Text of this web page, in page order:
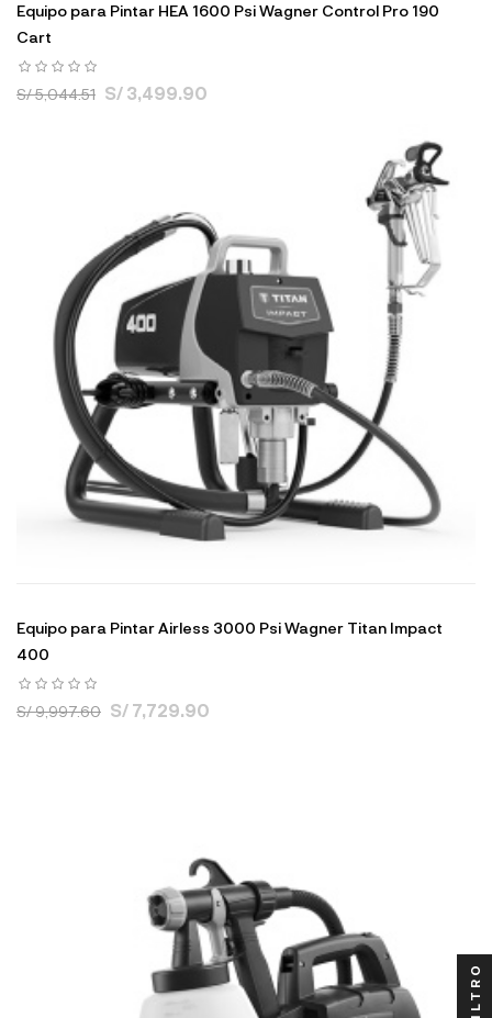
Equipo para Pintar HEA 1600 Psi Wagner Control Pro 190
Cart
S/ 5,044.51 S/ 3,499.90
Equipo para Pintar Airless 3000 Psi Wagner Titan Impact
400
S/ 9,997.60 S/ 7,729.90
FILTRO